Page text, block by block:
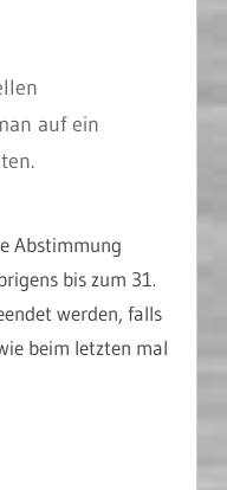
auf ein
Abstimmung
bis zum 31.
werden, falls
beim letzten mal